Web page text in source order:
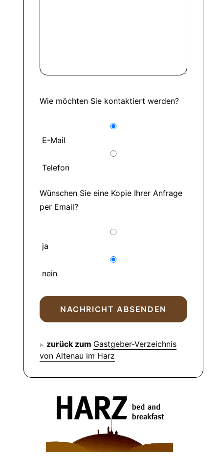
Wie möchten Sie kontaktiert werden?
E-Mail
Telefon
Wünschen Sie eine Kopie Ihrer Anfrage
per Email?
ja
nein
zurück zum Gastgeber-Verzeichnis
von Altenau im Harz